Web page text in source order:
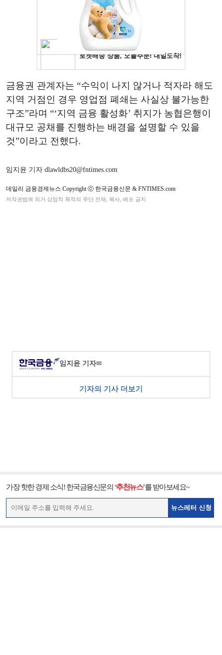
금융권 관계자는 “수익이 나지 않거나 적자라 해도
지역 거점인 경우 영업점 폐쇄는 사실상 불가능한
구조”라며 “‘지역 금융 활성화’ 취지가 농협은행이
대규모 공채를 진행하는 배경을 설명할 수 있을
것”이라고 전했다.
임지윤 기자 dlawldbs20@fntimes.com
데일리 금융경제뉴스 Copyright ⓒ 한국금융신문 & FNTIMES.com
저작권법에 의거 상업적 목적의 무단 전재, 복사, 배포 금지
임지윤 기자✉
기자의 기사 더보기
가장 핫한 경제 소식! 한국금융신문의 ‘추천뉴스’를 받아보세요~
뉴스레터 신청